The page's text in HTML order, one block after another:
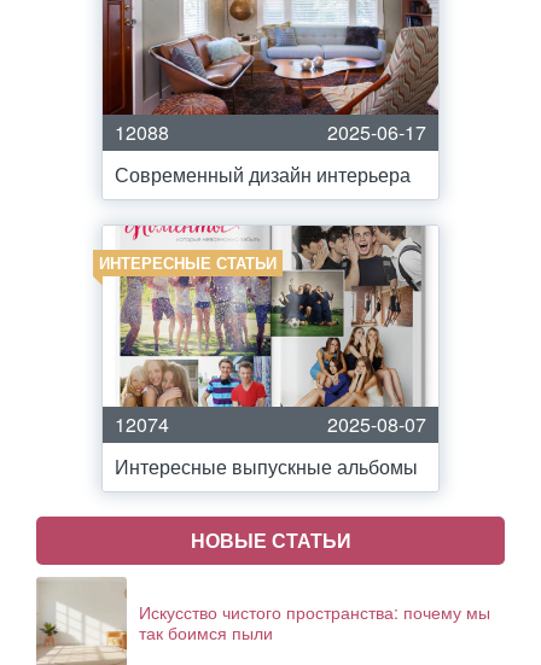
12088
2025-06-17
Современный дизайн интерьера
ИНТЕРЕСНЫЕ СТАТЬИ
12074
2025-08-07
Интересные выпускные альбомы
НОВЫЕ СТАТЬИ
Искусство чистого пространства: почему мы
так боимся пыли